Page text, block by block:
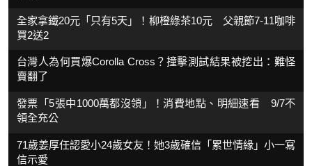
全家拿鐵20元「只有5天」！柳橙綠茶10元 父親節7-11咖啡
買2送2
台灣人為何買爆Corolla Cross？撞擊測試結果被挖出：難怪
賣翻了
發票「5張中1000萬都沒領」！消費地點、明細速看 9/7不
領全充公
71歲姜厚任認愛小24歲女友！她3歲確信「累世情緣」小一寫
信示愛